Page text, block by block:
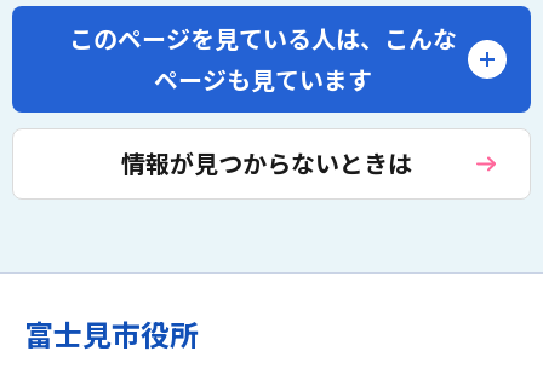
このページを見ている人は、 こんな
ページも見ています
情報が見つからないときは
富士見市役所